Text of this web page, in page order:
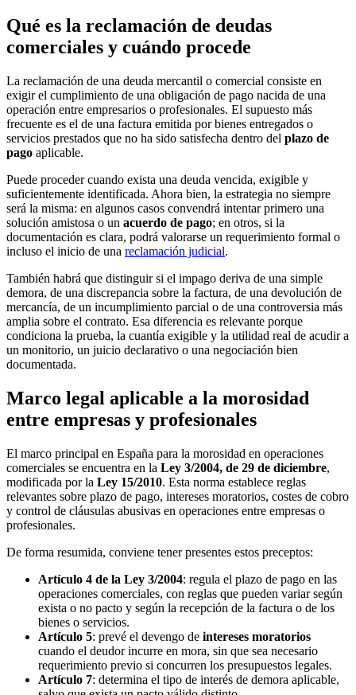
Qué es la reclamación de deudas
comerciales y cuándo procede
La reclamación de una deuda mercantil o comercial consiste en
exigir el cumplimiento de una obligación de pago nacida de una
operación entre empresarios o profesionales. El supuesto más
frecuente es el de una factura emitida por bienes entregados o
servicios prestados que no ha sido satisfecha dentro del plazo de
pago aplicable.
Puede proceder cuando exista una deuda vencida, exigible y
suficientemente identificada. Ahora bien, la estrategia no siempre
será la misma: en algunos casos convendrá intentar primero una
solución amistosa o un acuerdo de pago; en otros, si la
documentación es clara, podrá valorarse un requerimiento formal o
incluso el inicio de una reclamación judicial.
También habrá que distinguir si el impago deriva de una simple
demora, de una discrepancia sobre la factura, de una devolución de
mercancía, de un incumplimiento parcial o de una controversia más
amplia sobre el contrato. Esa diferencia es relevante porque
condiciona la prueba, la cuantía exigible y la utilidad real de acudir a
un monitorio, un juicio declarativo o una negociación bien
documentada.
Marco legal aplicable a la morosidad
entre empresas y profesionales
El marco principal en España para la morosidad en operaciones
comerciales se encuentra en la Ley 3/2004, de 29 de diciembre,
modificada por la Ley 15/2010. Esta norma establece reglas
relevantes sobre plazo de pago, intereses moratorios, costes de cobro
y control de cláusulas abusivas en operaciones entre empresas o
profesionales.
De forma resumida, conviene tener presentes estos preceptos:
Artículo 4 de la Ley 3/2004: regula el plazo de pago en las
operaciones comerciales, con reglas que pueden variar según
exista o no pacto y según la recepción de la factura o de los
bienes o servicios.
Artículo 5: prevé el devengo de intereses moratorios
cuando el deudor incurre en mora, sin que sea necesario
requerimiento previo si concurren los presupuestos legales.
Artículo 7: determina el tipo de interés de demora aplicable,